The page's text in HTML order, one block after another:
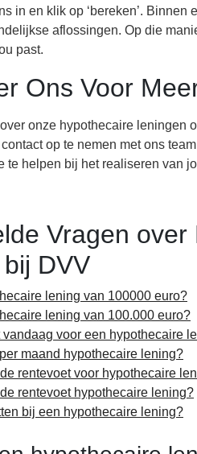
in en klik op ‘bereken’.
aflossingen. Op die
past.
Ons Voor
onze hypothecaire leningen
op te nemen met ons
te helpen bij het realiseren van
Vragen
DVV
lening van 100000 euro?
lening van 100.000 euro?
vandaag voor een hypothecaire
maand hypothecaire lening?
rentevoet voor hypothecaire
rentevoet hypothecaire lening?
bij een hypothecaire lening?